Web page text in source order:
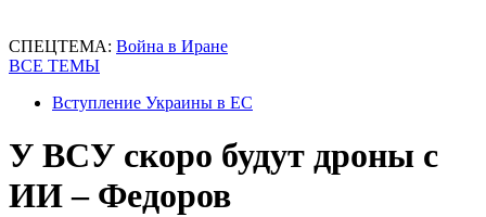
СПЕЦТЕМА: Война в Иране
ВСЕ ТЕМЫ
Вступление Украины в ЕС
У ВСУ скоро будут дроны с
ИИ – Федоров